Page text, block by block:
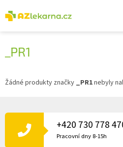
na
obsah
_PR1
Žádné produkty značky _PR1nebyly
Á
+420 730 778
Pracovní dny 8-15h